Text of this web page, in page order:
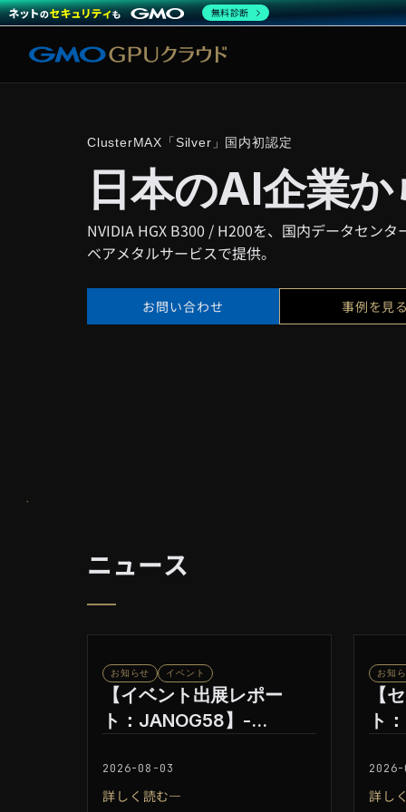
ClusterMAX「Silver」国内初認定
日本のAI企業
NVIDIA HGX B300 / H200を、国内データセン
ベアメタルサービスで提供。
お問い合わせ 事例を見る
ニュース
お知らせ イベント
【イベント出展レポー
ト：JANOG58】-
トワーク性能を紹介
2026-08-03
詳しく読む
お知
【
ト
ン
転
詳し
無料診断